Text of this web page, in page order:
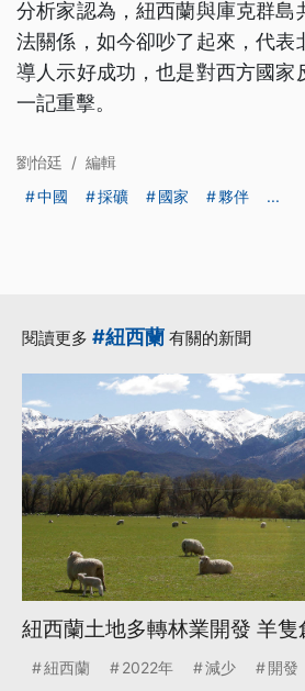
分析家認為，紐西蘭與庫克群島
法關係，如今卻吵了起來，代表
導人示好成功，也是對西方國家
一記重擊。
劉怡廷 / 編輯
中國
採礦 國家 夥伴 ...
閱讀更多 #紐西蘭 有關的新聞
紐西蘭土地多轉林業開發 羊
紐西蘭 2022年 減少 開發